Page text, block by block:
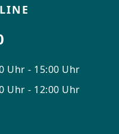
Uhr - 15:00 Uhr
Uhr - 12:00 Uhr